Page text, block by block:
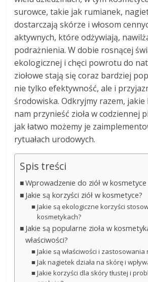
surowce, takie jak rumianek,
dostarczają skórze i włosom
aktywnych, które odżywiają,
podrażnienia. W dobie rosnącej
ekologicznej i chęci powrotu do
ziołowe stają się coraz bardziej
nie tylko efektywność, ale i
środowiska. Odkryjmy razem,
nam przynieść zioła w codziennej
jak łatwo możemy je
rytuałach urodowych.
Spis treści
Wprowadzenie do ziół w kosmetyce
Jakie są korzyści ziół w kosmetyce?
Jakie są ekologiczne korzyści
kosmetykach?
Jakie są popularne zioła w
właściwości?
Jakie są właściwości i
Jak nagietek działa na skórę i
Jakie korzyści dla skóry tłustej i